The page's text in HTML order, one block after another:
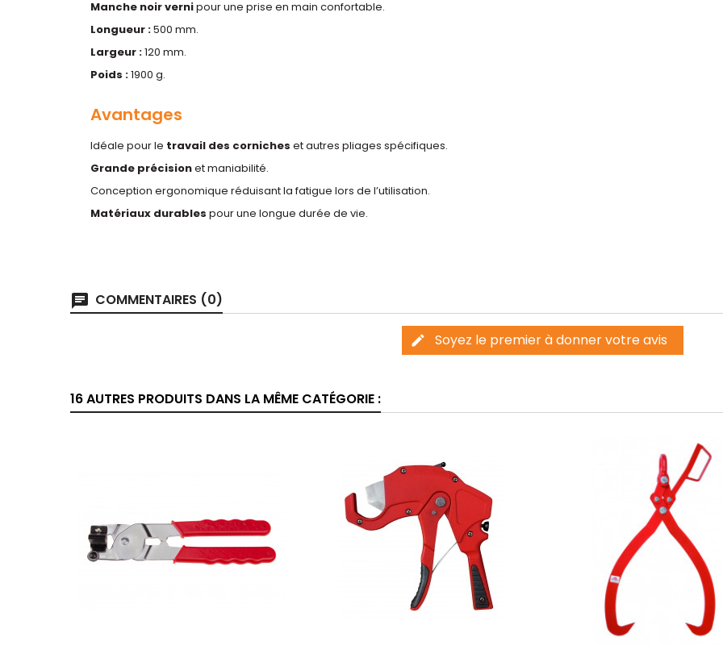
Manche noir vernipour une prise en main confortable.
Longueur :500 mm.
Largeur :120 mm.
Poids :1900 g.
Avantages
Idéale pour le travail des corniches et autres pliages spécifiques.
Grande précisionet maniabilité.
Conception ergonomique réduisant la fatigue lors de l’utilisation.
Matériaux durables pour une longue durée de vie.
chat COMMENTAIRES (0)
edit Soyez le premier à donner votre avis
16 AUTRES PRODUITS DANS LA MÊME CATÉGORIE :